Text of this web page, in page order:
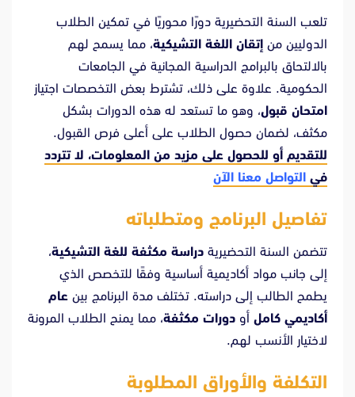
تلعب السنة التحضيرية دورًا محوريًا في تمكين الطلاب
الدوليين من إتقان اللغة التشيكية، مما يسمح لهم
بالالتحاق بالبرامج الدراسية المجانية في الجامعات
الحكومية. علاوة على ذلك، تشترط بعض التخصصات اجتياز
امتحان قبول، وهو ما تستعد له هذه الدورات بشكل
مكثف، لضمان حصول الطلاب على أعلى فرص القبول.
للتقديم أو للحصول على مزيد من المعلومات، لا تتردد
في التواصل معنا الآن
تفاصيل البرنامج ومتطلباته
تتضمن السنة التحضيرية دراسة مكثفة للغة التشيكية،
إلى جانب مواد أكاديمية أساسية وفقًا للتخصص الذي
يطمح الطالب إلى دراسته. تختلف مدة البرنامج بين عام
أكاديمي كامل أو دورات مكثفة، مما يمنح الطلاب المرونة
لاختيار الأنسب لهم.
التكلفة والأوراق المطلوبة